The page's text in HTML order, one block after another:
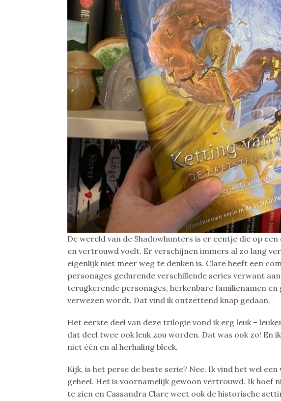
De wereld van de Shadowhunters is er eentje die op
en vertrouwd voelt. Er verschijnen immers al zo lang
eigenlijk niet meer weg te denken is. Clare heeft een
personages gedurende verschillende series verwant
terugkerende personages, herkenbare familienamen
verwezen wordt. Dat vind ik ontzettend knap gedaan.
Het eerste deel van deze trilogie vond ik erg leuk –
dat deel twee ook leuk zou worden. Dat was ook zo! En
niet één en al herhaling bleek.
Kijk, is het perse de beste serie? Nee. Ik vind het wel
geheel. Het is voornamelijk gewoon vertrouwd. Ik hoef
te zien en Cassandra Clare weet ook de historische